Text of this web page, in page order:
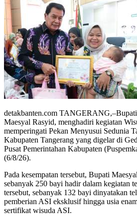
detakbanten.com
Maesyal Rasyid, menghadiri kegiatan
memperingati Pekan Menyusui Sedunia
Kabupaten Tangerang yang digelar di
Pusat Pemerintahan Kabupaten
(6/8/26).
Pada kesempatan tersebut, Bupati
sebanyak 250 bayi hadir dalam kegiatan
tersebut, sebanyak 132 bayi dinyatakan
pemberian ASI eksklusif hingga usia
sertifikat wisuda ASI.